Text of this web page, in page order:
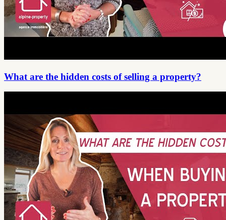
What are the hidden costs of selling a property?